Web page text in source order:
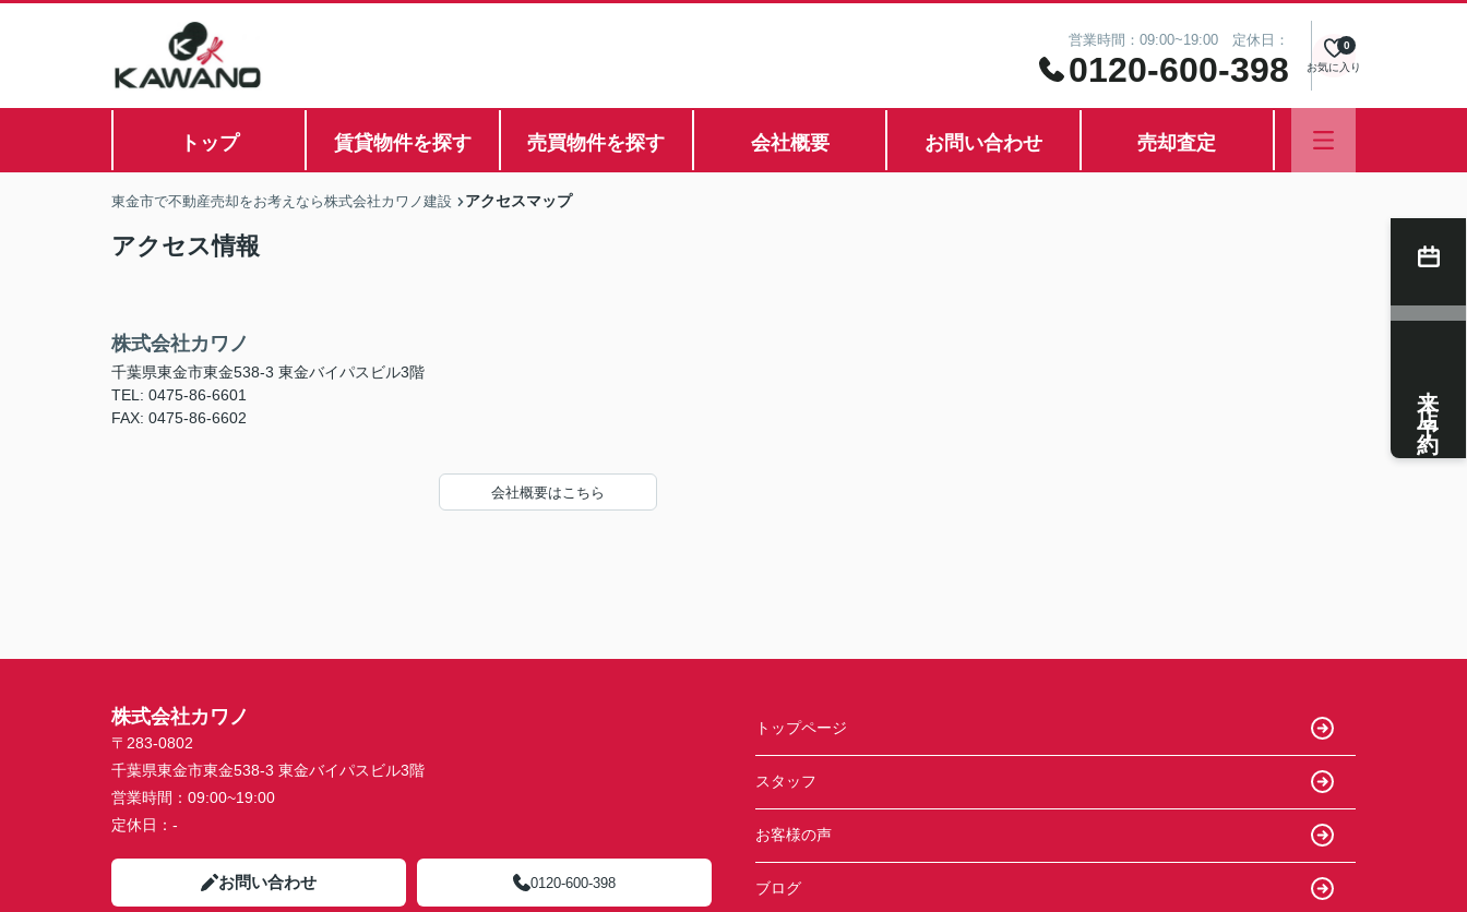
営業時間：09:00~19:00 定休日：
0120-600-398 お気に入り
0
トップ 賃貸物件を探す 売買物件を探す 会社概要 お問い合わせ 売却査定
東金市で不動産売却をお考えなら株式会社カワノ建設 アクセスマップ
アクセス情報
株式会社カワノ
千葉県東金市東金538-3 東金バイパスビル3階
TEL: 0475-86-6601
FAX: 0475-86-6602
会社概要はこちら
来店予約
株式会社カワノ
〒283-0802
千葉県東金市東金538-3 東金バイパスビル3階
営業時間： 09:00~19:00
定休日： -
お問い合わせ 0120-600-398
トップページ
スタッフ
お客様の声
ブログ